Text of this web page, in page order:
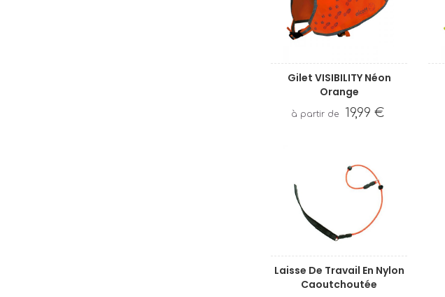
Gilet VISIBILITY Néon
Orange
19,99 €
Laisse De Travail En Nylon
Caoutchoutée